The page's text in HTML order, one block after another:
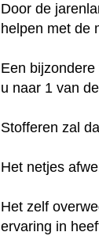
Door de
helpen met de
Een bijzondere
u naar 1 van
Stofferen zal
Het netjes
Het zelf
ervaring in